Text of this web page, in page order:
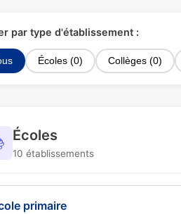
par type d'établissement :
Écoles (0) Collèges (0)
Écoles
10 établissements
primaire